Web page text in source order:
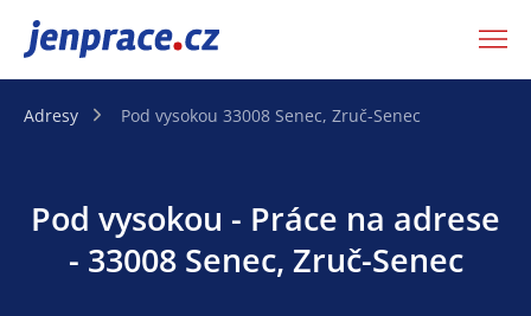
JenPráce.cz
Adresy Pod vysokou 33008 Senec, Zruč-Senec
Pod vysokou - Práce na adrese
- 33008 Senec, Zruč-Senec